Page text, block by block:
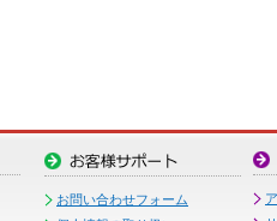
お問い合わせフォーム